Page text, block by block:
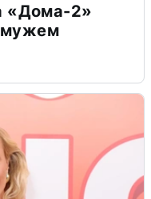
«Дома-2»
мужем